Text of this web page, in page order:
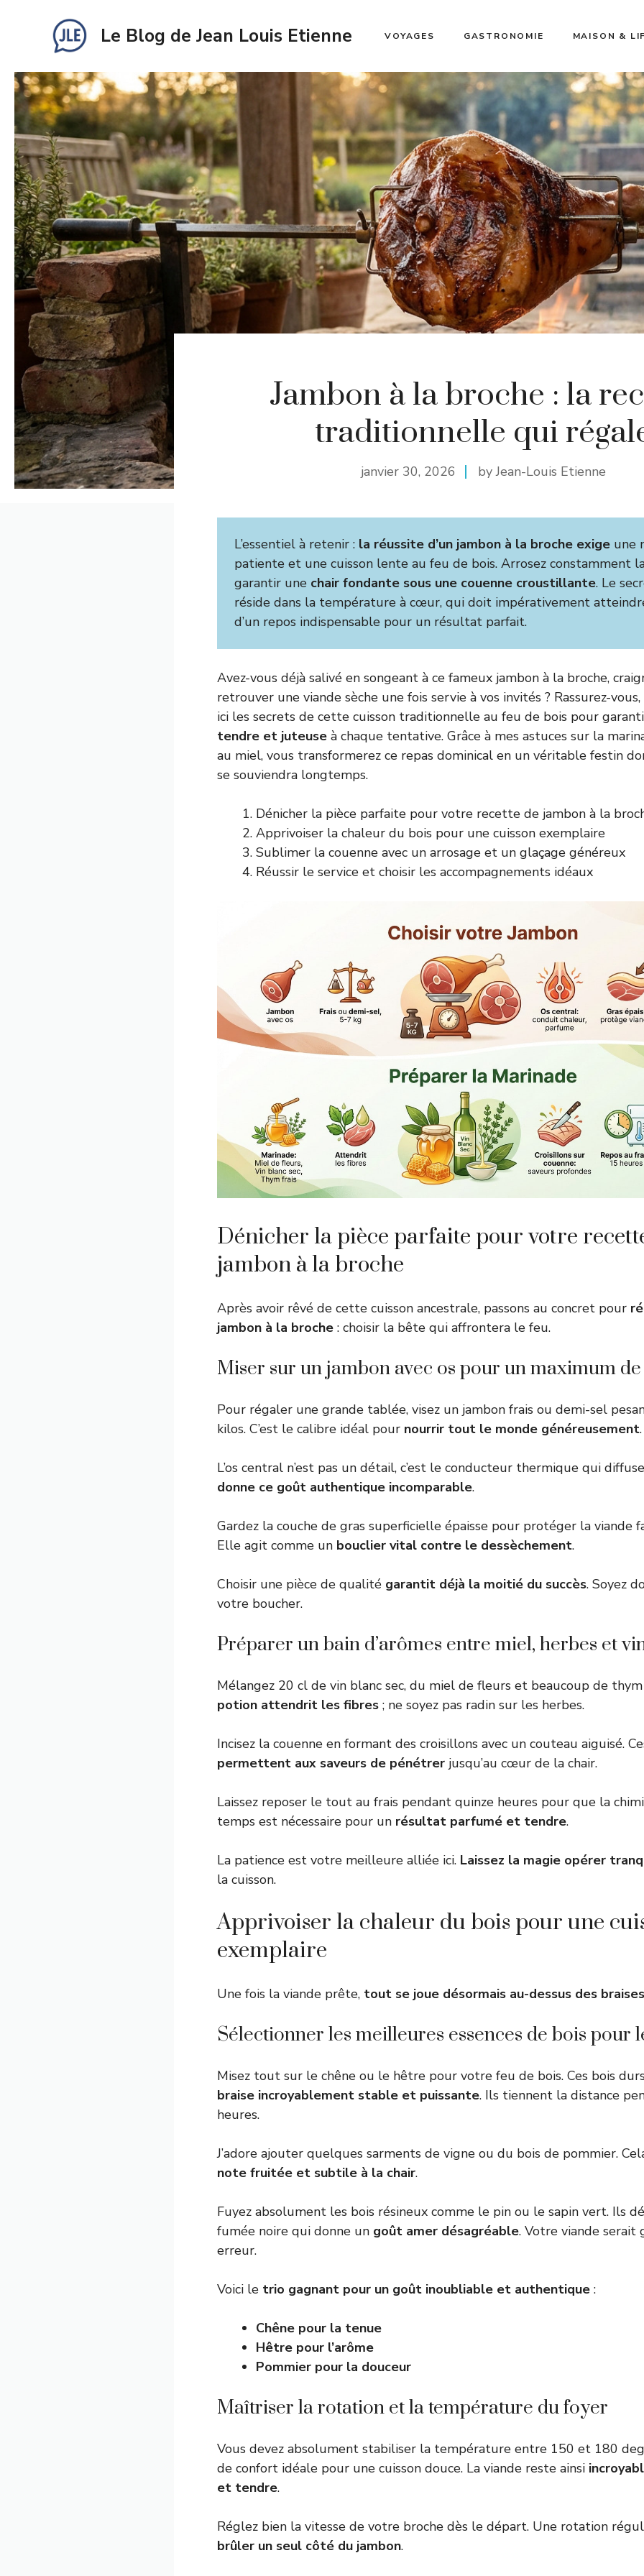
Le Blog de Jean Louis Etienne VOYAGES GASTRONOMIE MAISON &
Jambon à la broche : la
traditionnelle qui
janvier 30, 2026 by Jean-Louis Etienne
L’essentiel à retenir : la réussite d’un jambon à la broche exige une
patiente et une cuisson lente au feu de bois. Arrosez constamment
garantir une chair fondante sous une couenne croustillante. Le
réside dans la température à cœur, qui doit impérativement
d’un repos indispensable pour un résultat parfait.
Avez-vous déjà salivé en songeant à ce fameux jambon à la broche,
retrouver une viande sèche une fois servie à vos invités ? Rassurez-
ici les secrets de cette cuisson traditionnelle au feu de bois pour
tendre et juteuse à chaque tentative. Grâce à mes astuces sur la
au miel, vous transformerez ce repas dominical en un véritable festin
se souviendra longtemps.
Dénicher la pièce parfaite pour votre recette de jambon à la
Apprivoiser la chaleur du bois pour une cuisson exemplaire
Sublimer la couenne avec un arrosage et un glaçage généreux
Réussir le service et choisir les accompagnements idéaux
Dénicher la pièce parfaite pour votre
jambon à la broche
Après avoir rêvé de cette cuisson ancestrale, passons au concret pour
jambon à la broche : choisir la bête qui affrontera le feu.
Miser sur un jambon avec os pour un maximum
Pour régaler une grande tablée, visez un jambon frais ou demi-sel
kilos. C’est le calibre idéal pour nourrir tout le monde généreusement.
L’os central n’est pas un détail, c’est le conducteur thermique qui
donne ce goût authentique incomparable.
Gardez la couche de gras superficielle épaisse pour protéger la viande
Elle agit comme un bouclier vital contre le dessèchement.
Choisir une pièce de qualité garantit déjà la moitié du succès. Soyez
votre boucher.
Préparer un bain d’arômes entre miel, herbes et
Mélangez 20 cl de vin blanc sec, du miel de fleurs et beaucoup de
potion attendrit les fibres ; ne soyez pas radin sur les herbes.
Incisez la couenne en formant des croisillons avec un couteau aiguisé.
permettent aux saveurs de pénétrer jusqu’au cœur de la chair.
Laissez reposer le tout au frais pendant quinze heures pour que la
temps est nécessaire pour un résultat parfumé et tendre.
La patience est votre meilleure alliée ici. Laissez la magie opérer
la cuisson.
Apprivoiser la chaleur du bois pour une
exemplaire
Une fois la viande prête, tout se joue désormais au-dessus des
Sélectionner les meilleures essences de bois pour
Misez tout sur le chêne ou le hêtre pour votre feu de bois. Ces bois
braise incroyablement stable et puissante. Ils tiennent la distance
heures.
J’adore ajouter quelques sarments de vigne ou du bois de pommier.
note fruitée et subtile à la chair.
Fuyez absolument les bois résineux comme le pin ou le sapin vert. Ils
fumée noire qui donne un goût amer désagréable. Votre viande serait
erreur.
Voici le trio gagnant pour un goût inoubliable et authentique :
Chêne pour la tenue
Hêtre pour l’arôme
Pommier pour la douceur
Maîtriser la rotation et la température du foyer
Vous devez absolument stabiliser la température entre 150 et 180
de confort idéale pour une cuisson douce. La viande reste ainsi
et tendre.
Réglez bien la vitesse de votre broche dès le départ. Une rotation
brûler un seul côté du jambon.